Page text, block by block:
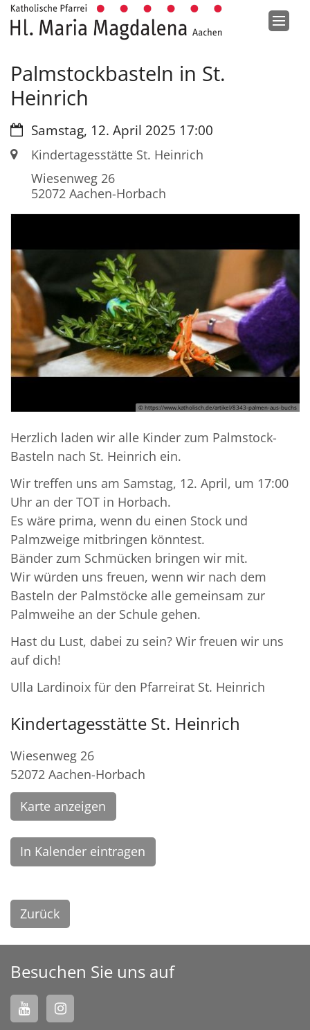
Zum Inhalt springen
Palmstockbasteln in St.
Heinrich
Datum:Samstag, 12. April 2025 17:00
Ort: Kindertagesstätte St. Heinrich
Wiesenweg 26
52072 Aachen-Horbach
© https://www.katholisch.de/artikel/8343-palmen-aus-buchs
Herzlich laden wir alle Kinder zum Palmstock-
Basteln nach St. Heinrich ein.
Wir treffen uns am Samstag, 12. April, um 17:00
Uhr an der TOT in Horbach.
Es wäre prima, wenn du einen Stock und
Palmzweige mitbringen könntest.
Bänder zum Schmücken bringen wir mit.
Wir würden uns freuen, wenn wir nach dem
Basteln der Palmstöcke alle gemeinsam zur
Palmweihe an der Schule gehen.
Hast du Lust, dabei zu sein? Wir freuen wir uns
auf dich!
Ulla Lardinoix für den Pfarreirat St. Heinrich
Kindertagesstätte St. Heinrich
Wiesenweg 26
52072 Aachen-Horbach
Karte anzeigen
In Kalender eintragen
Zurück
Besuchen Sie uns auf